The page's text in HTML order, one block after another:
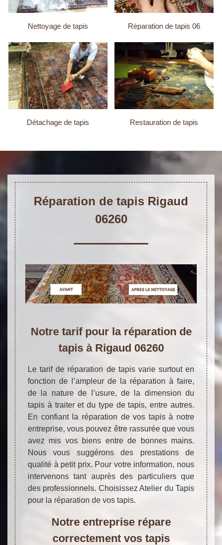
Nettoyage de tapis Réparation de tapis 06
Détachage de tapis Restauration de tapis
Réparation de tapis Rigaud
06260
Notre tarif pour la réparation de
tapis à Rigaud 06260
Le tarif de réparation de tapis varie surtout en
fonction de l’ampleur de la réparation à faire,
de la nature de l’usure, de la dimension du
tapis à traiter et du type de tapis, entre autres.
En confiant la réparation de vos tapis à notre
entreprise, vous pouvez être rassurée que vous
avez mis vos biens entre de bonnes mains.
Nous vous suggérons des prestations de
qualité à petit prix. Pour votre information, nous
intervenons tant auprès des particuliers que
des professionnels. Choisissez Atelier du Tapis
pour la réparation de vos tapis.
Notre entreprise répare
correctement vos tapis